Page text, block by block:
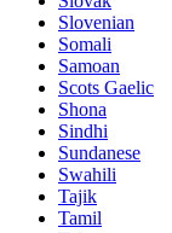
Slovenian
Somali
Samoan
Scots Gaelic
Shona
Sindhi
Sundanese
Swahili
Tajik
Tamil